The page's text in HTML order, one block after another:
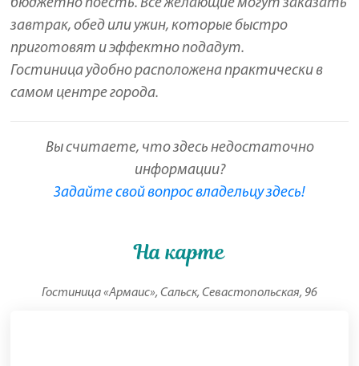
бюджетно поесть. Все желающие могут заказать
завтрак, обед или ужин, которые быстро
приготовят и эффектно подадут.
Гостиница удобно расположена практически в
самом центре города.
Вы считаете, что здесь недостаточно
информации?
Задайте свой вопрос владельцу здесь!
На карте
Гостиница «Армаис», Сальск, Севастопольская, 96